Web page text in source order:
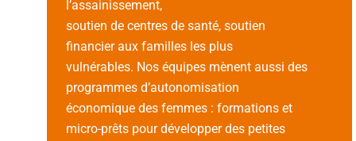
l’assainissement,
soutien de centres de santé, soutien
financier aux familles les plus
vulnérables. Nos équipes mènent aussi des
programmes d’autonomisation
économique des femmes : formations et
micro-prêts pour développer des petites